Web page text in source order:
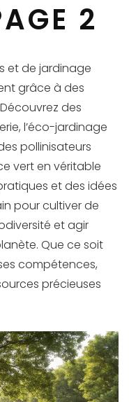
2
et de jardinage
grâce à des
des
l’éco-jardinage
pollinisateurs
vert en véritable
et des idées
pour cultiver de
et agir
Que ce soit
compétences,
précieuses